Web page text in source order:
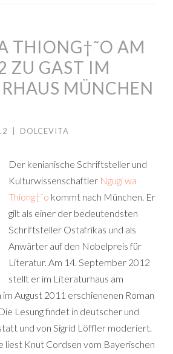
THIONG†˜O AM
ZU GAST IM
MÜNCHEN
DOLCEVITA
Der kenianische Schriftsteller und
Kulturwissenschaftler Ngugi wa
Thiong†˜o kommt nach München. Er
gilt als einer der bedeutendsten
Schriftsteller Ostafrikas und als
Anwärter auf den Nobelpreis für
Literatur. Am 14. September 2012
stellt er im Literaturhaus am
August 2011 erschienenen Roman
Lesung findet in deutscher und
und von Sigrid Löffler moderiert.
liest Knut Cordsen vom Bayerischen